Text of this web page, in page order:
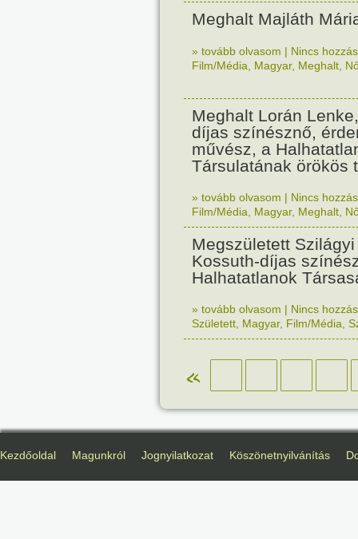
Meghalt Majláth
» tovább olvasom | Nincs
Film/Média
Magyar, Meghalt
Meghalt Lorán
díjas színésznő,
művész, a
Társulatának örökös
» tovább olvasom | Nincs
Film/Média
Magyar, Meghalt
Megszületett Szilágyi
Kossuth-díjas
Halhatatlanok
» tovább olvasom | Nincs
Született Magyar, Film/Média
«
Kezdőoldal Magunkról Jognyilatkozat Köszönetnyilvánítás